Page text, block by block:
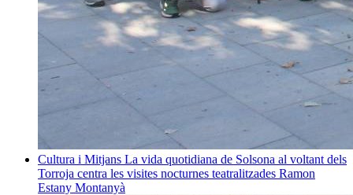
Cultura i Mitjans La vida quotidiana de Solsona al voltant dels
Torroja centra les visites nocturnes teatralitzades Ramon
Estany Montanyà